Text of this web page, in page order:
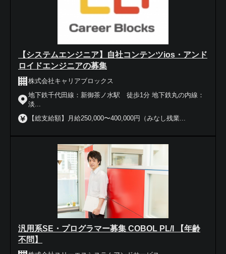
【システムエンジニア】自社コンテンツios・アンド
ロイドエンジニアの募集
株式会社キャリアブロックス
地下鉄千代田線：新御茶ノ水駅 徒歩1分 地下鉄丸の内線：
淡...
【総支給額】月給250,000〜400,000円（みなし残業...
汎用系SE・プログラマー募集 COBOL PL/I 【年齢
不問】